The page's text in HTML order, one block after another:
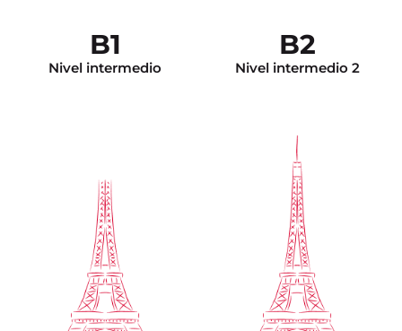
B1
Nivel intermedio
B2
Nivel intermedio 2
exime de cualquier test de
nivel para el ingreso a la
universidad en Francia.